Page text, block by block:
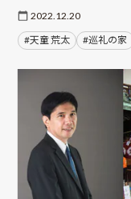
2022.12.20
#天童 荒太 #巡礼の家